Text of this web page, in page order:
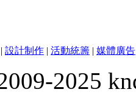
| 設計制作 | 活動統籌 | 媒體廣告
2025